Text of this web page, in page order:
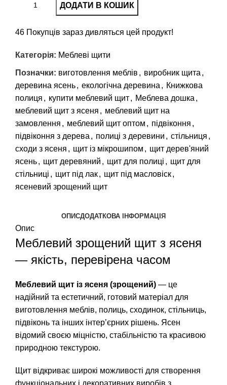
ДОДАТИ В КОШИК
46 Покупців зараз дивляться цей продукт!
Категорія: Меблеві щити
Позначки: виготовлення меблів , виробник щита ,
деревина ясень, екологічна деревина , Книжкова
полиця , купити меблевий щит, Меблева дошка ,
меблевий щит з ясеня , меблевий щит на
замовлення , меблевий щит оптом , підвіконня ,
підвіконня з дерева , полиці з деревини , стільниця ,
сходи з ясеня , щит із мікрошипом , щит дерев'яний
ясень, щит деревяний , щит для полиці , щит для
стільниці , щит під лак, щит під масловіск,
ясеневий зрощений щит
ОПИСДОДАТКОВА ІНФОРМАЦІЯ
Опис
Меблевий зрощений щит з ясеня
— якість, перевірена часом
Меблевий щит із ясеня (зрощений) — це
надійний та естетичний, готовий матеріал для
виготовлення меблів, полиць, сходинок, стільниць,
підвіконь та інших інтер’єрних рішень. Ясен
відомий своєю міцністю, стабільністю та красивою
природною текстурою.
Щит відкриває широкі можливості для створення